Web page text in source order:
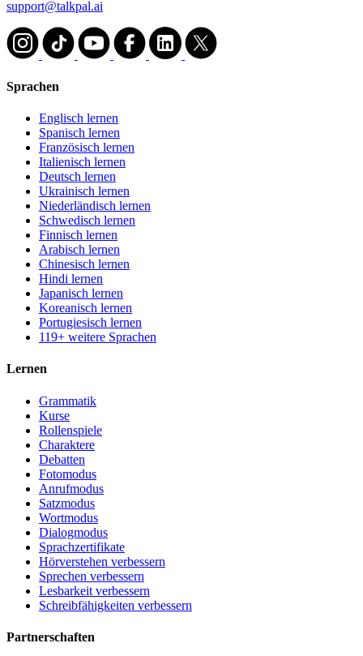
support@talkpal.ai
Sprachen
Englisch lernen
Spanisch lernen
Französisch lernen
Italienisch lernen
Deutsch lernen
Ukrainisch lernen
Niederländisch lernen
Schwedisch lernen
Finnisch lernen
Arabisch lernen
Chinesisch lernen
Hindi lernen
Japanisch lernen
Koreanisch lernen
Portugiesisch lernen
119+ weitere Sprachen
Lernen
Grammatik
Kurse
Rollenspiele
Charaktere
Debatten
Fotomodus
Anrufmodus
Satzmodus
Wortmodus
Dialogmodus
Sprachzertifikate
Hörverstehen verbessern
Sprechen verbessern
Lesbarkeit verbessern
Schreibfähigkeiten verbessern
Partnerschaften